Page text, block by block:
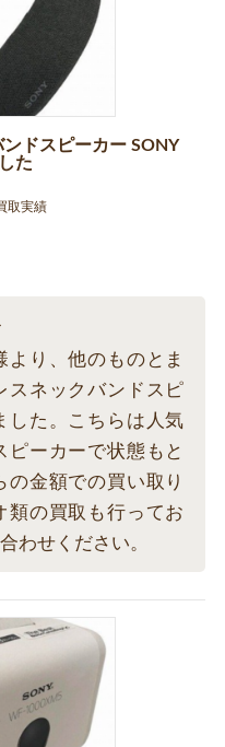
ドスピーカー SONY
た
取実績
より、他のものとま
スネックバンドスピ
した。こちらは人気
ピーカーで状態もと
の金額での買い取り
類の買取も行ってお
わせください。